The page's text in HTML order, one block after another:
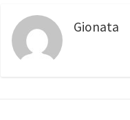
Gionata